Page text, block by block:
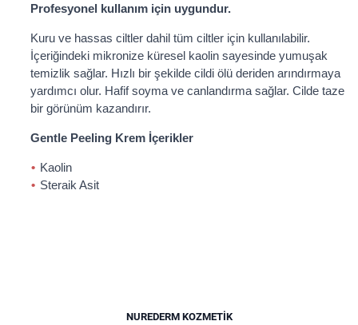
Profesyonel kullanım için uygundur.
Kuru ve hassas ciltler dahil tüm ciltler için kullanılabilir.
İçeriğindeki mikronize küresel kaolin sayesinde yumuşak
temizlik sağlar. Hızlı bir şekilde cildi ölü deriden arındırmaya
yardımcı olur. Hafif soyma ve canlandırma sağlar. Cilde taze
bir görünüm kazandırır.
Gentle Peeling Krem İçerikler
Kaolin
Steraik Asit
NUREDERM KOZMETIK